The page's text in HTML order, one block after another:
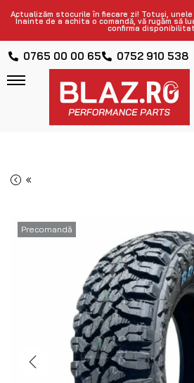
Actualizăm stocurile în fiecare zi! Totuși,
Înainte de a achita o comandă, vă rugăm să
confirma
0765 00 00 65 0752 910 538
«
Precomandă